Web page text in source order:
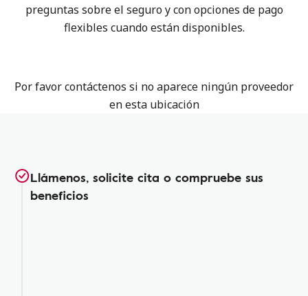
preguntas sobre el seguro y con opciones de pago
flexibles cuando están disponibles.
Por favor contáctenos si no aparece ningún proveedor
en esta ubicación
Llámenos, solicite cita o compruebe sus
beneficios